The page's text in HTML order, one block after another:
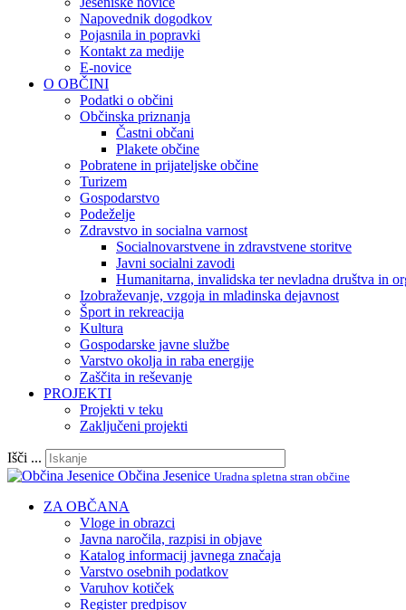
Napovednik dogodkov
Pojasnila in popravki
Kontakt za medije
E-novice
O OBČINI
Podatki o občini
Občinska priznanja
Častni občani
Plakete občine
Pobratene in prijateljske občine
Turizem
Gospodarstvo
Podeželje
Zdravstvo in socialna varnost
Socialnovarstvene in zdravstvene storitve
Javni socialni zavodi
Humanitarna, invalidska ter nevladna društva in
Izobraževanje, vzgoja in mladinska dejavnost
Šport in rekreacija
Kultura
Gospodarske javne službe
Varstvo okolja in raba energije
Zaščita in reševanje
PROJEKTI
Projekti v teku
Zaključeni projekti
Išči ...
Občina Jesenice Uradna spletna stran občine
ZA OBČANA
Vloge in obrazci
Javna naročila, razpisi in objave
Katalog informacij javnega značaja
Varstvo osebnih podatkov
Varuhov kotiček
Register predpisov